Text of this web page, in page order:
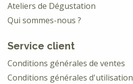
Ateliers de Dégustation
Qui sommes-nous ?
Service client
Conditions générales de ventes
Conditions générales d'utilisation